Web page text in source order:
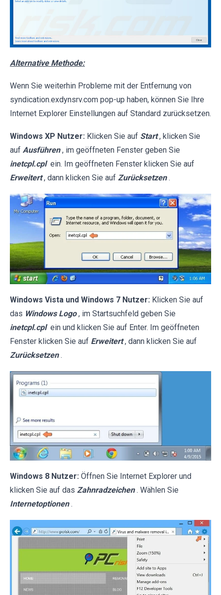
Alternative Methode:
Wenn Sie weiterhin Probleme mit der Entfernung von
syndication.exdynsrv.com pop-up haben, können Sie Ihre
Internet Explorer Einstellungen auf Standard zurücksetzen.
Windows XP Nutzer: Klicken Sie auf Start , klicken Sie
auf Ausführen , im geöffneten Fenster geben Sie
inetcpl.cpl ein. Im geöffneten Fenster klicken Sie auf
Erweitert , dann klicken Sie auf Zurücksetzen .
Windows Vista und Windows 7 Nutzer: Klicken Sie auf
das Windows Logo , im Startsuchfeld geben Sie
inetcpl.cpl ein und klicken Sie auf Enter. Im geöffneten
Fenster klicken Sie auf Erweitert , dann klicken Sie auf
Zurücksetzen .
Windows 8 Nutzer: Öffnen Sie Internet Explorer und
klicken Sie auf das Zahnradzeichen . Wählen Sie
Internetoptionen .